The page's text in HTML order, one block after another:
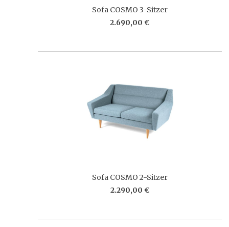
Sofa COSMO 3-Sitzer
2.690,00 €
Sofa COSMO 2-Sitzer
2.290,00 €